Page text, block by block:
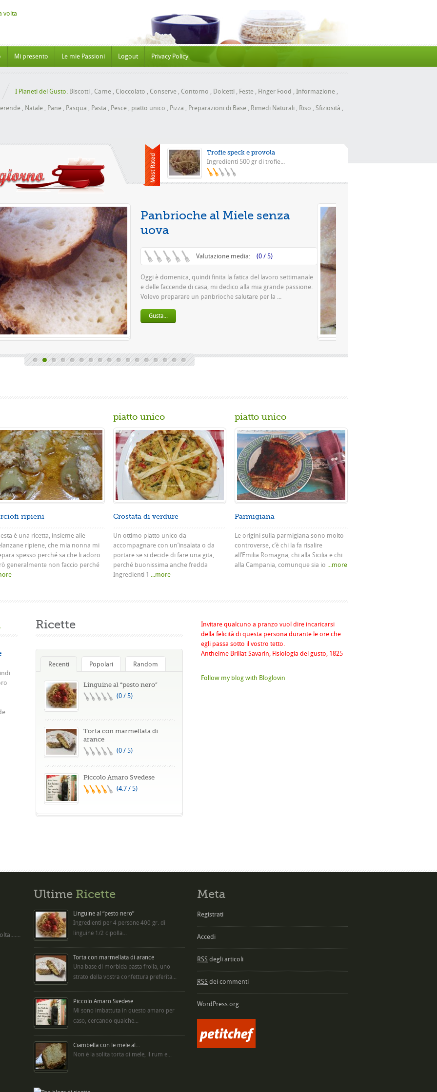
Mi presento Le mie Passioni Logout Privacy Policy
I Pianeti del Gusto: Biscotti , Carne , Cioccolato , Conserve , Contorno , Dolcetti , Feste , Finger Food , Informazione ,
, Natale , Pane , Pasqua , Pasta , Pesce , piatto unico , Pizza , Preparazioni di Base , Rimedi Naturali , Riso , Sfiziosità ,
Trofie speck e provola
Ingredienti 500 gr di trofie...
Pizza con la scarola
(0 / 5)
Questa è una pizza famosissima a Napoli Ingredienti Per la
pasta 500 g di farina rimacinata a pietra 0 10 g di lievito di
ripieni
è una ricetta, insieme alle
ripiene, che mia nonna mi
spesso perché sa che li adoro
generalmente non faccio perché
piatto unico
Crostata di verdure
Un ottimo piatto unico da
accompagnare con un’insalata o da
portare se si decide di fare una gita,
perché buonissima anche fredda
Ingredienti 1 ...more
piatto unico
Parmigiana
Le origini sulla parmigiana sono molto
controverse, c’è chi la fa risalire
all’Emilia Romagna, chi alla Sicilia e chi
alla Campania, comunque sia io ...more
Ricette
Recenti Popolari Random
Linguine al “pesto nero”
(0 / 5)
Torta con marmellata di
arance
(0 / 5)
Piccolo Amaro Svedese
(4.7 / 5)
Invitare qualcuno a pranzo vuol dire incaricarsi
della felicità di questa persona durante le ore che
egli passa sotto il vostro tetto.
Anthelme Brillat-Savarin, Fisiologia del gusto, 1825
Follow my blog with Bloglovin
Ultime Ricette
Linguine al “pesto nero”
Ingredienti per 4 persone 400 gr. di
linguine 1/2 cipolla...
Torta con marmellata di arance
Una base di morbida pasta frolla, uno
strato della vostra confettura preferita...
Piccolo Amaro Svedese
Mi sono imbattuta in questo amaro per
caso, cercando qualche...
Ciambella con le mele al...
Non è la solita torta di mele, il rum e...
Meta
Registrati
Accedi
RSS degli articoli
RSS dei commenti
WordPress.org